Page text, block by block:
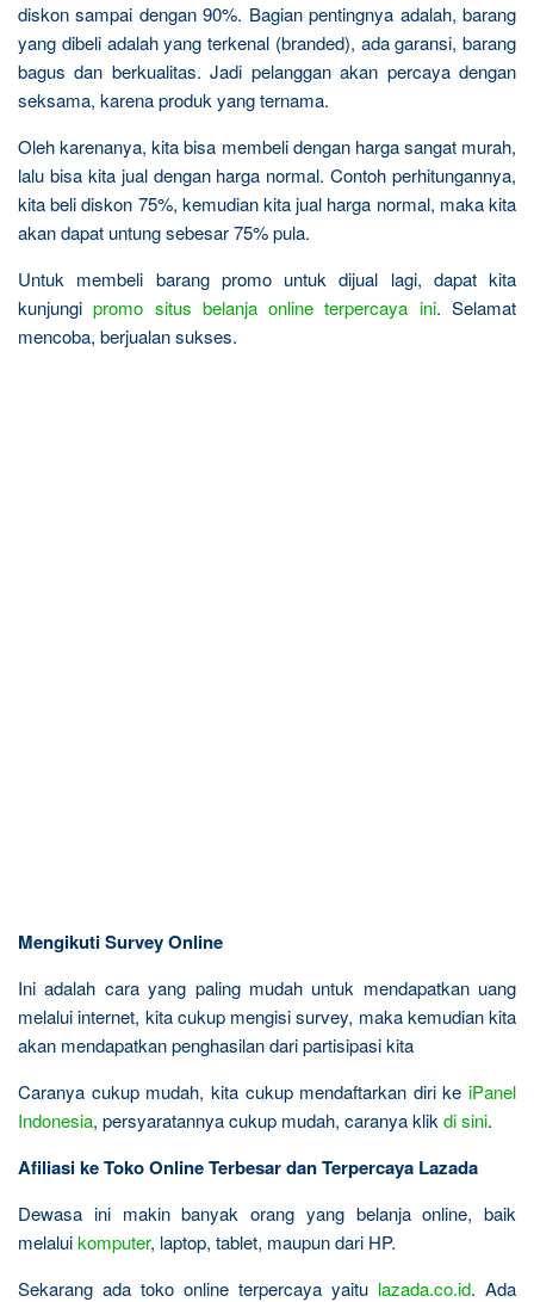
diskon sampai dengan 90%. Bagian pentingnya adalah, barang
yang dibeli adalah yang terkenal (branded), ada garansi, barang
bagus dan berkualitas. Jadi pelanggan akan percaya dengan
seksama, karena produk yang ternama.
Oleh karenanya, kita bisa membeli dengan harga sangat murah,
lalu bisa kita jual dengan harga normal. Contoh perhitungannya,
kita beli diskon 75%, kemudian kita jual harga normal, maka kita
akan dapat untung sebesar 75% pula.
Untuk membeli barang promo untuk dijual lagi, dapat kita
kunjungipromo situs belanja online terpercaya ini. Selamat
mencoba, berjualan sukses.
Mengikuti Survey Online
Ini adalah cara yang paling mudah untuk mendapatkan uang
melalui internet, kita cukup mengisi survey, maka kemudian kita
akan mendapatkan penghasilan dari partisipasi kita
Caranya cukup mudah, kita cukup mendaftarkan diri ke iPanel
Indonesia, persyaratannya cukup mudah, caranya klik di sini.
Afiliasi ke Toko Online Terbesar dan Terpercaya Lazada
Dewasa ini makin banyak orang yang belanja online, baik
melaluikomputer, laptop, tablet, maupun dari HP.
Sekarang ada toko online terpercaya yaitu lazada.co.id. Ada